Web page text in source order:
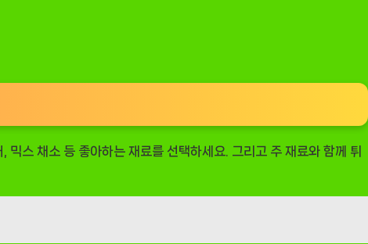
스 채소 등 좋아하는 재료를 선택하세요. 그리고 주 재료와 함께 튀